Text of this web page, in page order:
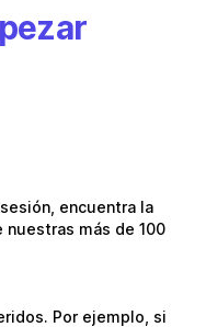
encuentra la
más de 100
Por ejemplo, si